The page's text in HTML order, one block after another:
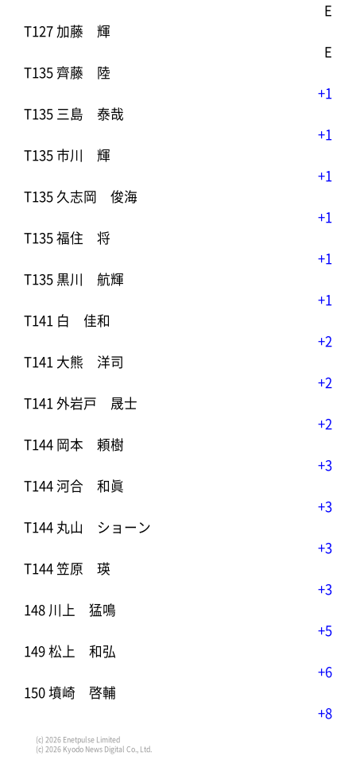
E
T127 加藤 輝
E
T135 齊藤 陸
+1
T135 三島 泰哉
+1
T135 市川 輝
+1
T135 久志岡 俊海
+1
T135 福住 将
+1
T135 黒川 航輝
+1
T141 白 佳和
+2
T141 大熊 洋司
+2
T141 外岩戸 晟士
+2
T144 岡本 頼樹
+3
T144 河合 和眞
+3
T144 丸山 ショーン
+3
T144 笠原 瑛
+3
148 川上 猛鳴
+5
149 松上 和弘
+6
150 墳崎 啓輔
+8
(c) 2026 Enetpulse Limited
(c) 2026 Kyodo News Digital Co., Ltd.